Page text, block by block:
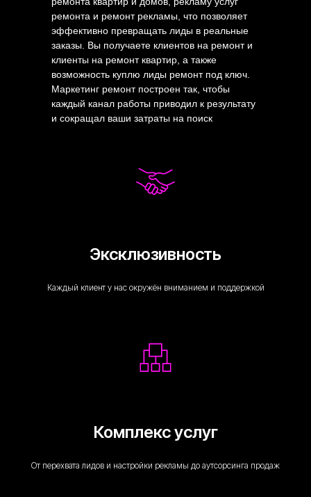
ремонта и ремонт рекламы, что позволяет
эффективно превращать лиды в реальные
заказы. Вы получаете клиентов на ремонт и
клиенты на ремонт квартир, а также
возможность куплю лиды ремонт под ключ.
Маркетинг ремонт построен так, чтобы
каждый канал работы приводил к результату
и сокращал ваши затраты на поиск
Эксклюзивность
Каждый клиент у нас окружён вниманием и поддержкой
Комплекс услуг
От перехвата лидов и настройки рекламы до аутсорсинга продаж